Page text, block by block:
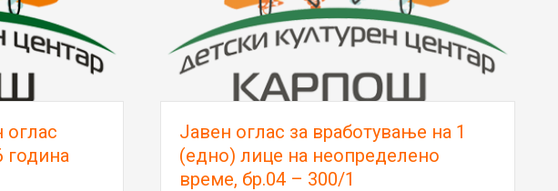
оглас
година
Јавен оглас за вработување на 1
(едно) лице на неопределено
време, бр.04 – 300/1